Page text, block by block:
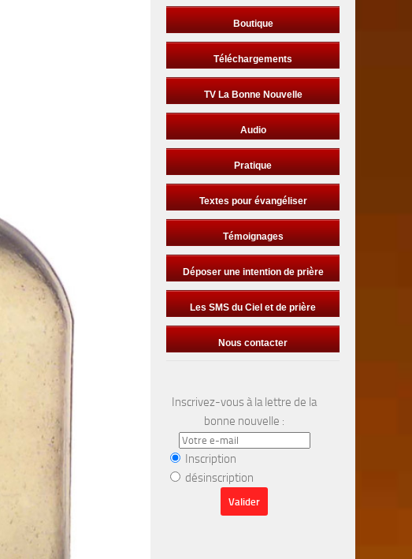
Boutique
Téléchargements
TV La Bonne Nouvelle
Audio
Pratique
Textes pour évangéliser
Témoignages
Déposer une intention de prière
Les SMS du Ciel et de prière
Nous contacter
Inscrivez-vous à la lettre de la
bonne nouvelle :
Inscription
désinscription